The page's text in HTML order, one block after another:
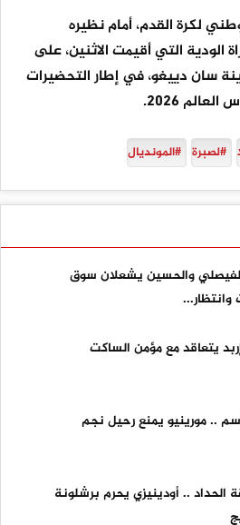
لكرة القدم، أمام نظيره
في المباراة الودية التي أقيمت الاثنين، على
سان دييغو، في إطار التحضيرات
2026.
#لصبرة #المونديال
والحسين يشعلان سوق
وانتظار...
يتعاقد مع مؤمن الساكت
.. مورينيو يمنع رحيل نجم
الحداد .. أودينيزي يحرم برشلونة